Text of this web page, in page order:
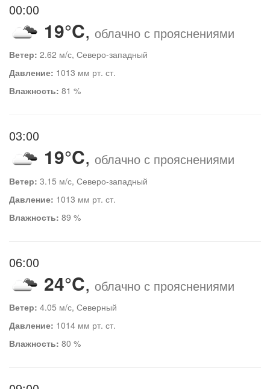
00:00
19°C, облачно с прояснениями
Ветер: 2.62 м/с, Северо-западный
Давление: 1013 мм рт. ст.
Влажность: 81 %
03:00
19°C, облачно с прояснениями
Ветер: 3.15 м/с, Северо-западный
Давление: 1013 мм рт. ст.
Влажность: 89 %
06:00
24°C, облачно с прояснениями
Ветер: 4.05 м/с, Северный
Давление: 1014 мм рт. ст.
Влажность: 80 %